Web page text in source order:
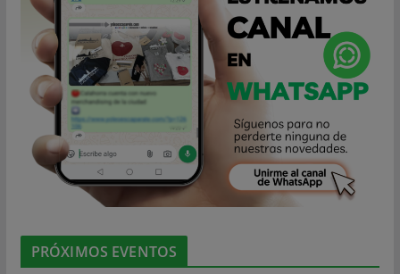
PRÓXIMOS EVENTOS